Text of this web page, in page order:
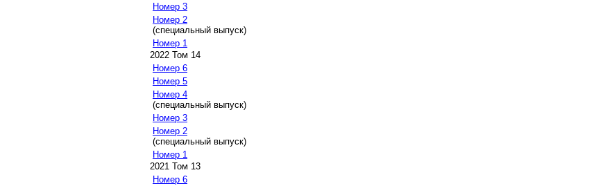
Номер 3
Номер 2
(специальный выпуск)
Номер 1
2022 Том 14
Номер 6
Номер 5
Номер 4
(специальный выпуск)
Номер 3
Номер 2
(специальный выпуск)
Номер 1
2021 Том 13
Номер 6